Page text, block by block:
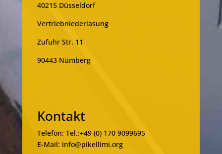
40215 Düsseldorf
Vertriebniederlasung
Zufuhr Str. 11
90443 Nümberg
Kontakt
Telefon: Tel.:+49 (0) 170 9099695
E-Mail: info@pikellimi.org